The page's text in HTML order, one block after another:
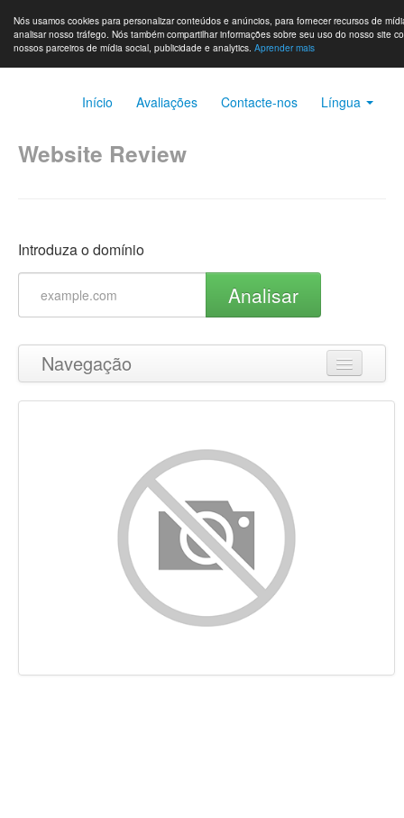
Nós usamos cookies para personalizar conteúdos e anúncios, para fornecer recursos de
analisar nosso tráfego. Nós também compartilhar informações sobre seu uso do nosso site
nossos parceiros de mídia social, publicidade e analytics. Aprender mais
Início Avaliações Contacte-nos Língua
Website Review
Introduza o domínio
Analisar
Navegação
Ir para o topo
Palavras-chave
Usabilidade
Documento
Dispositivos Móveis